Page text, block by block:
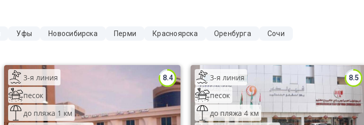
Уфы Новосибирска Перми Красноярска Оренбурга
Сочи
8.4
3-я линия
песок
до пляжа 1 км
8.5
3-я линия
песок
до пляжа 4 км